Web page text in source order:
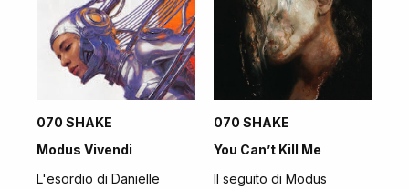
070 SHAKE
Modus Vivendi
L'esordio di Danielle
070 SHAKE
You Can’t Kill Me
Il seguito di Modus